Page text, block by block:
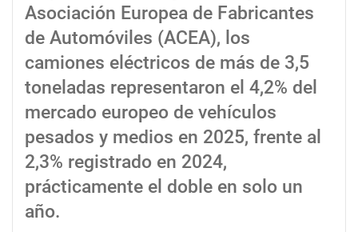
Asociación Europea de Fabricantes
de Automóviles (ACEA), los
camiones eléctricos de más de 3,5
toneladas representaron el 4,2% del
mercado europeo de vehículos
pesados y medios en 2025, frente al
2,3% registrado en 2024,
prácticamente el doble en solo un
año.